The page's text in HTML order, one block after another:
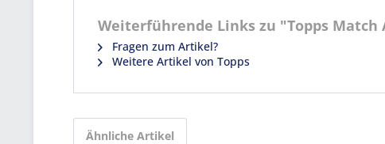
Weiterführende Links zu "Topps Match
Fragen zum Artikel?
Weitere Artikel von Topps
Ähnliche Artikel